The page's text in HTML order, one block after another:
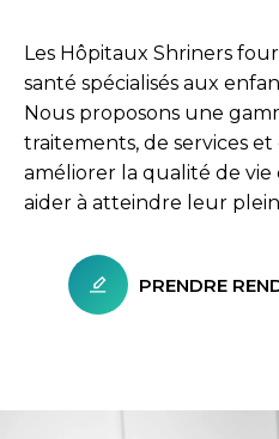
Les Hôpitaux Shriners
santé spécialisés aux
Nous proposons une
traitements, de services
améliorer la qualité de vie
aider à atteindre leur
PRENDRE